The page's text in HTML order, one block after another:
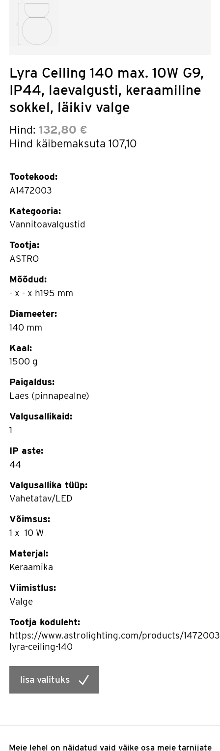
Lyra Ceiling 140 max. 10W G9,
IP44, laevalgusti, keraamiline
sokkel, läikiv valge
Hind: 132,80 €
Hind käibemaksuta 107,10
Tootekood:
A1472003
Kategooria:
Vannitoavalgustid
Tootja:
ASTRO
Mõõdud:
- x - x h195 mm
Diameeter:
140 mm
Kaal:
1500 g
Paigaldus:
Laes (pinnapealne)
Valgusallikaid:
1
IP aste:
44
Valgusallika tüüp:
Vahetatav/LED
Võimsus:
1 x 10 W
Materjal:
Keraamika
Viimistlus:
Valge
Tootja koduleht:
https://www.astrolighting.com/products/
lyra-ceiling-140
lisa valituks
Meie lehel on näidatud vaid väike osa meie tarnijate